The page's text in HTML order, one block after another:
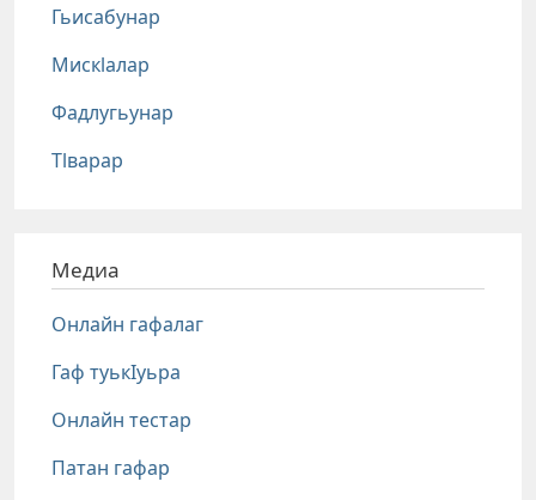
Гьисабунар
Мискlалар
Фадлугьунар
Тlварар
Медиа
Онлайн гафалаг
Гаф туькIуьра
Онлайн тестар
Патан гафар